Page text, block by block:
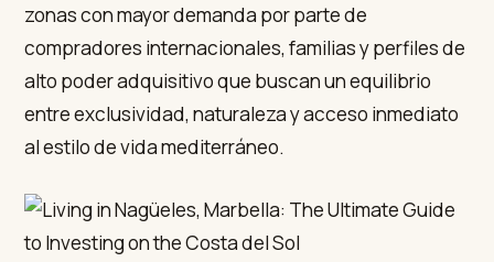
zonas con mayor demanda por parte de
compradores internacionales, familias y perfiles de
alto poder adquisitivo que buscan un equilibrio
entre exclusividad, naturaleza y acceso inmediato
al estilo de vida mediterráneo.